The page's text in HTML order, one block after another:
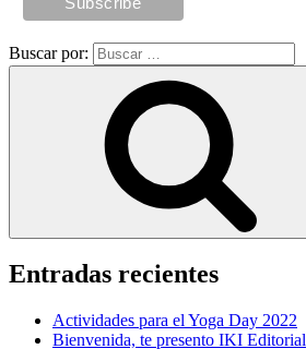
Buscar por:
Entradas recientes
Actividades para el Yoga Day 2022
Bienvenida, te presento IKI Editorial